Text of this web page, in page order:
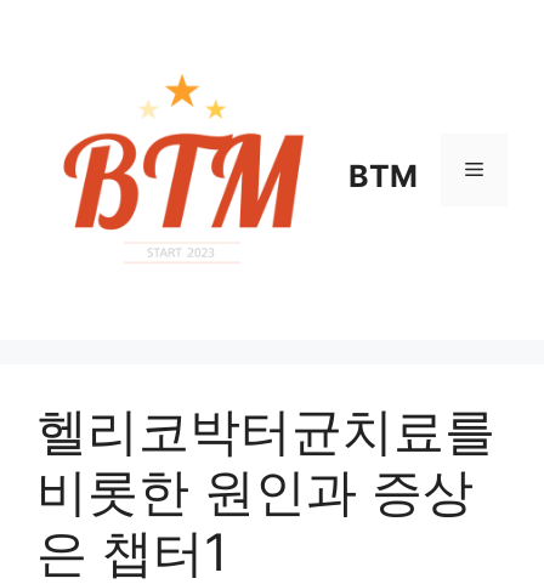
BTM 메
헬리코박터균치료를
비롯한 원인과 증상
은 챕터1